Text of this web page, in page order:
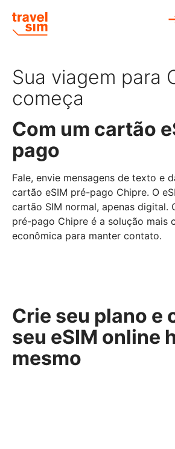
Sua viagem para
começa
Com um cartão
pago
Fale, envie mensagens de texto e
cartão eSIM pré-pago Chipre. O
cartão SIM normal, apenas digital.
pré-pago Chipre é a solução mais
econômica para manter contato.
Crie seu plano e
seu eSIM online
mesmo